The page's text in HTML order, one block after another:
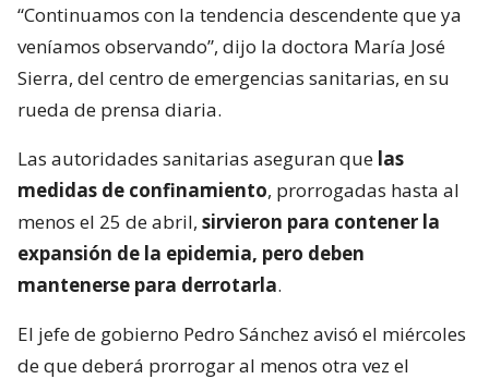
“Continuamos con la tendencia descendente que ya
veníamos observando”, dijo la doctora María José
Sierra, del centro de emergencias sanitarias, en su
rueda de prensa diaria.
Las autoridades sanitarias aseguran que las
medidas de confinamiento, prorrogadas hasta al
menos el 25 de abril, sirvieron para contener la
expansión de la epidemia, pero deben
mantenerse para derrotarla.
El jefe de gobierno Pedro Sánchez avisó el miércoles
de que deberá prorrogar al menos otra vez el